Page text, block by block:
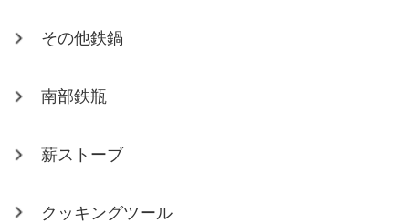
その他鉄鍋
南部鉄瓶
薪ストーブ
クッキングツール